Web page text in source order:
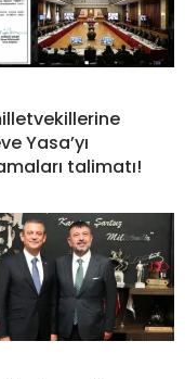
Yasa’yı
talimatı!